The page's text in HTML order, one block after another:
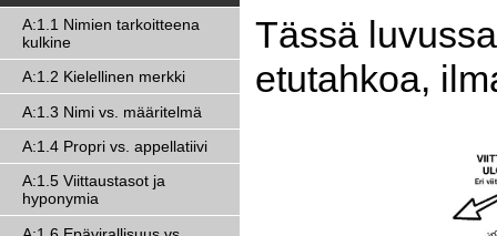
A:1.1 Nimien tarkoitteena
kulkine
A:1.2 Kielellinen merkki
A:1.3 Nimi vs. määritelmä
A:1.4 Propri vs. appellatiivi
A:1.5 Viittaustasot ja
hyponymia
Tässä
etutahkoa,